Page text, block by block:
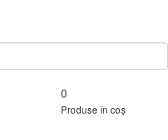
0
Produse în coș